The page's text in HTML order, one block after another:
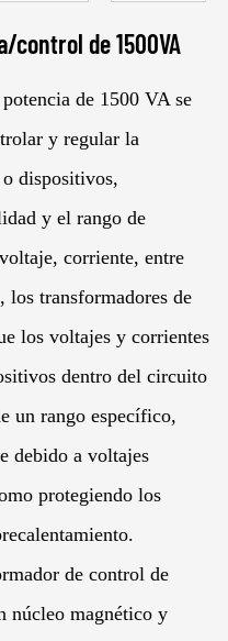
de 1500VA
de 1500 VA se
y regular la
dispositivos,
y el rango de
corriente, entre
transformadores de
los voltajes y corrientes
dentro del circuito
un rango específico,
debido a voltajes
protegiendo los
de control de
núcleo magnético y